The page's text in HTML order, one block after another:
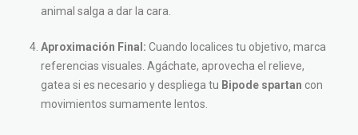
animal salga a dar la cara.
Aproximación Final: Cuando localices tu objetivo, marca
referencias visuales. Agáchate, aprovecha el relieve,
gatea si es necesario y despliega tu Bipode spartan con
movimientos sumamente lentos.